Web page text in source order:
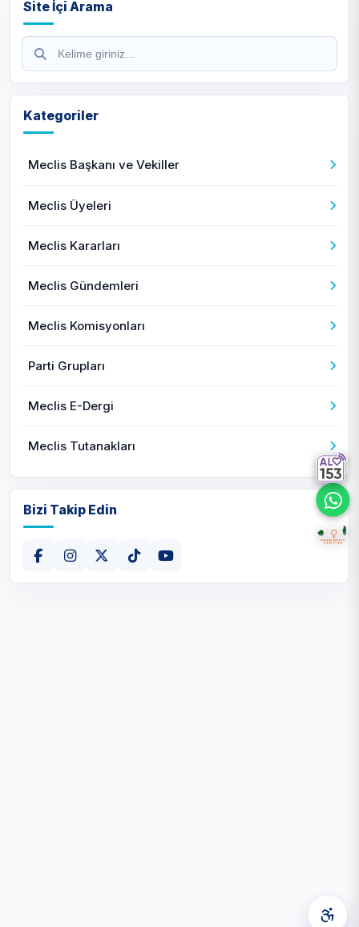
Site İçi Arama
Kategoriler
Meclis Başkanı ve Vekiller
Meclis Üyeleri
Meclis Kararları
Meclis Gündemleri
Meclis Komisyonları
Parti Grupları
Meclis E-Dergi
Meclis Tutanakları
Bizi Takip Edin